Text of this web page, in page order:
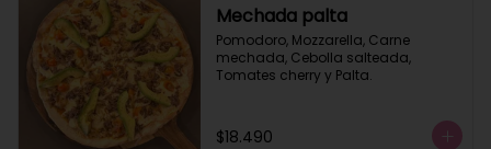
Mechada palta
Pomodoro, Mozzarella, Carne
mechada, Cebolla salteada,
Tomates cherry y Palta.
$18.490